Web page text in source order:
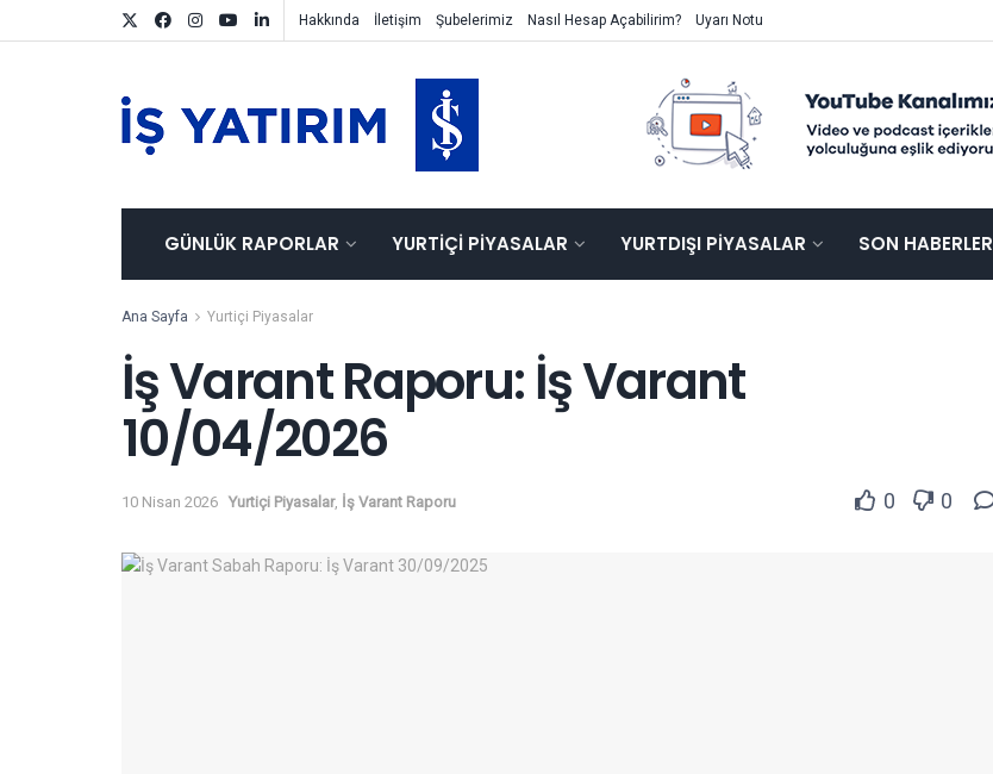
Hakkında İletişim Şubelerimiz Nasıl Hesap Açabilirim? Uyarı Notu
GÜNLÜK RAPORLAR YURTIÇI PIYASALAR YURTDIŞI PIYASALAR SON HABERLER
Ana Sayfa Yurtiçi Piyasalar
İş Varant Raporu: İş Varant
10/04/2026
10 Nisan 2026 Yurtiçi Piyasalar, İş Varant Raporu 0 0